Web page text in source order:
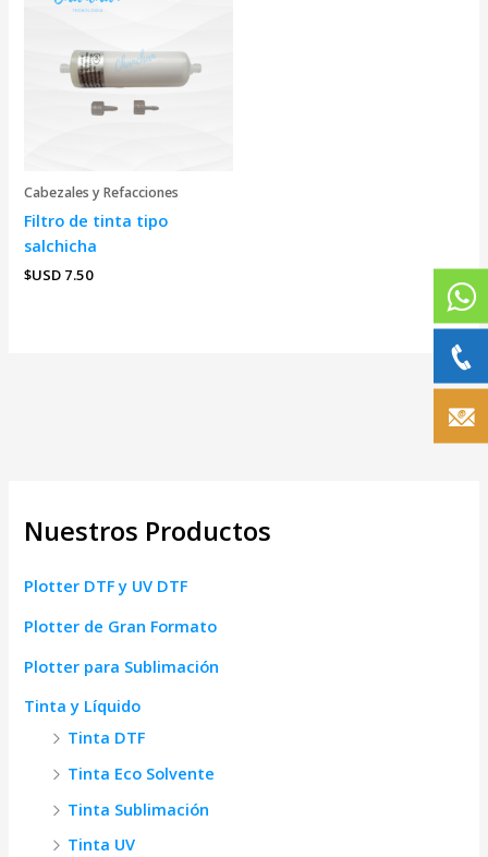
Nuestros Productos
Plotter DTF y UV DTF
Plotter de Gran Formato
Plotter para Sublimación
Tinta y Líquido
Tinta DTF
Tinta Eco Solvente
Tinta Sublimación
Tinta UV
Cabezales y Refacciones
Filtro de tinta tipo
salchicha
$USD 7.50